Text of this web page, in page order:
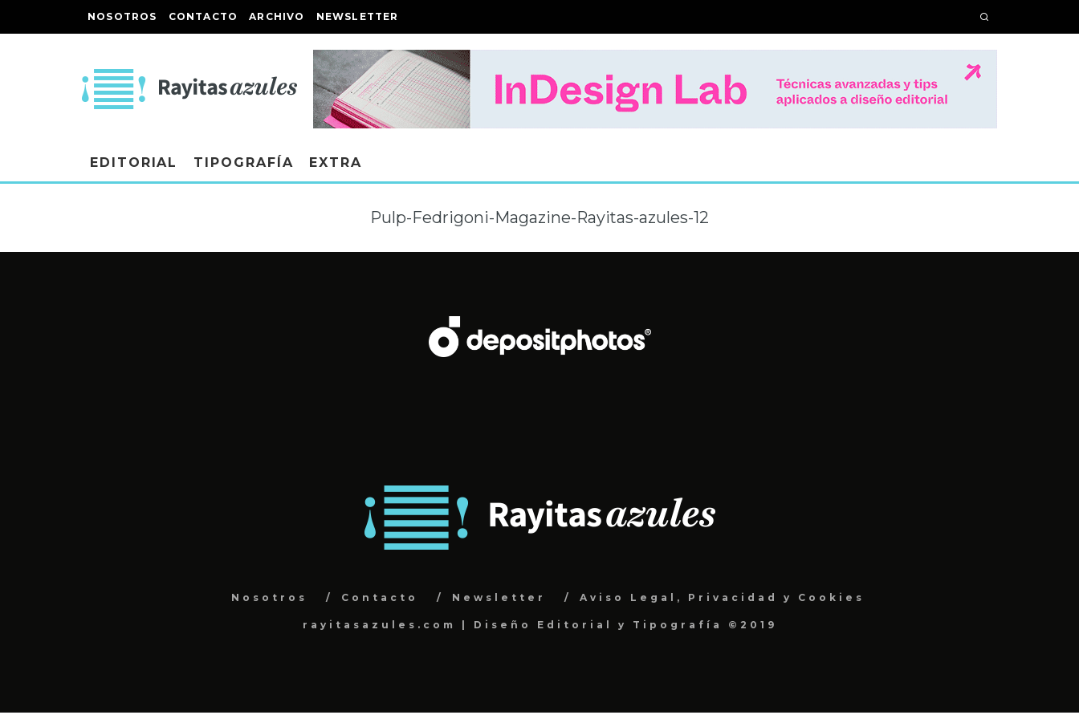
NOSOTROS CONTACTO ARCHIVO NEWSLETTER
EDITORIAL TIPOGRAFÍA EXTRA
Pulp-Fedrigoni-Magazine-Rayitas-azules-12
Nosotros Contacto Newsletter Aviso Legal, Privacidad y Cookies
rayitasazules.com | Diseño Editorial y Tipografía ©2019